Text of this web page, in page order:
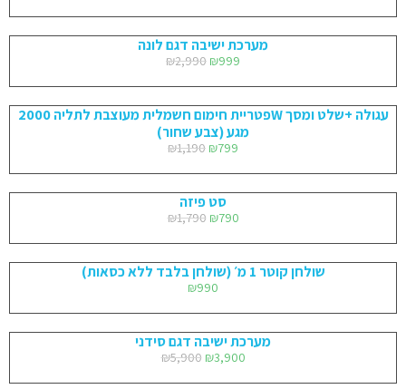
מערכת ישיבה דגם לונה
₪2,990 ₪999
פטריית חימום חשמלית מעוצבת לתליה 2000W עגולה +שלט ומסך
מגע (צבע שחור)
₪1,190 ₪799
סט פיזה
₪1,790 ₪790
שולחן קוטר 1 מ׳ (שולחן בלבד ללא כסאות)
₪990
מערכת ישיבה דגם סידני
₪5,900 ₪3,900